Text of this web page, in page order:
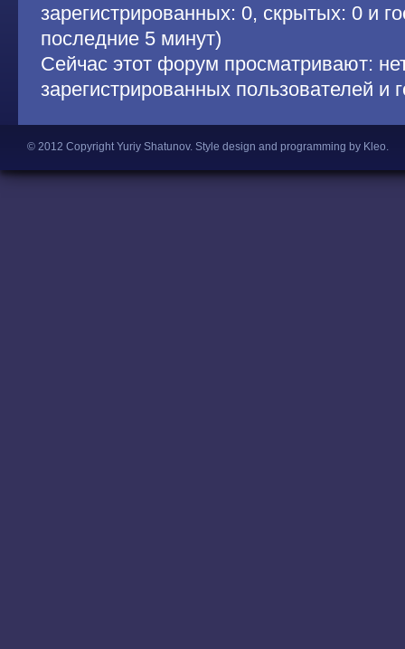
зарегистрированных: 0, скрытых: 0 и
последние 5 минут)
Сейчас этот форум просматривают:
зарегистрированных пользователей и
© 2012 Copyright Yuriy Shatunov. Style design and programming by Kleo.